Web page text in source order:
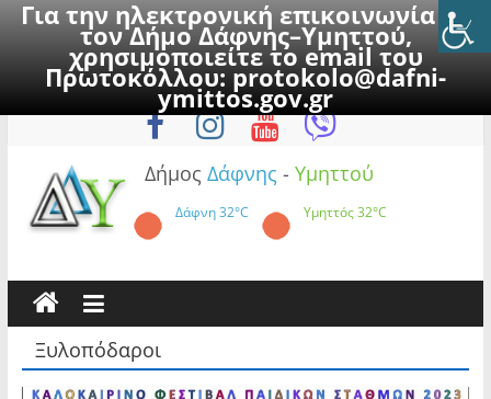
Για την ηλεκτρονική επικοινωνία με
τον Δήμο Δάφνης–Υμηττού,
χρησιμοποιείτε το email του
Πρωτοκόλλου:protokolo@dafni-
ymittos.gov.gr
to
Σάββατο, 8 Αυγούστου 2026
Δήμος Δάφνης - Υμηττού
Δάφνη32°C Υμηττός32°C
Ξυλοπόδαροι